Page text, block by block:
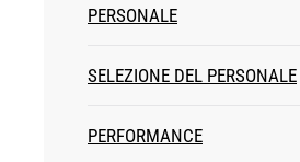
PERSONALE
SELEZIONE DEL PERSONALE
PERFORMANCE